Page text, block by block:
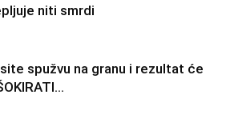
niti smrdi
spužvu na granu i rezultat će